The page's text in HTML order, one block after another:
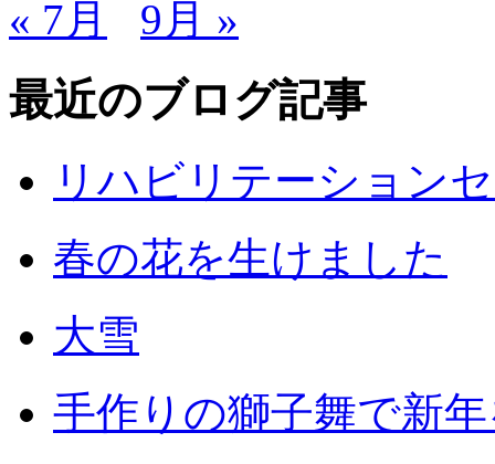
« 7月 9月 »
最近のブログ記事
リハビリテーション
春の花を生けました
大雪
手作りの獅子舞で新